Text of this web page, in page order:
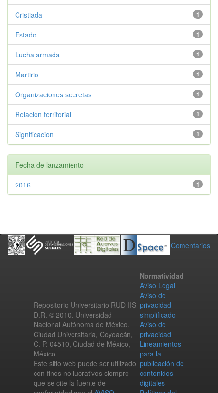
1
Cristiada
1
Estado
1
Lucha armada
1
Martirio
1
Organizaciones secretas
1
Relacion territorial
1
Significacion
Fecha de lanzamiento
1
2016
Comentarios
Repositorio Universitario RUD-IIS
D.R. © 2010. Universidad
Nacional Autónoma de México.
Ciudad Universitaria, Coyoacán,
C. P. 04510, Ciudad de México,
México.
Este sitio web puede ser utilizado
con fines no lucrativos siempre
que se cite la fuente de
Normatividad
Aviso Legal
Aviso de
privacidad
simplificado
Aviso de
privacidad
Lineamientos
para la
publicación de
contenidos
digitales